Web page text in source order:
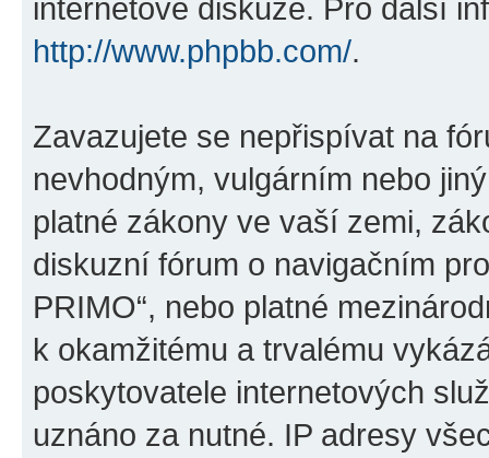
internetové diskuze. Pro další
http://www.phpbb.com/.
Zavazujete se nepřispívat na
nevhodným, vulgárním nebo
platné zákony ve vaší zemi,
diskuzní fórum o navigačním
PRIMO“, nebo platné
k okamžitému a trvalému
poskytovatele internetových
uznáno za nutné. IP adresy